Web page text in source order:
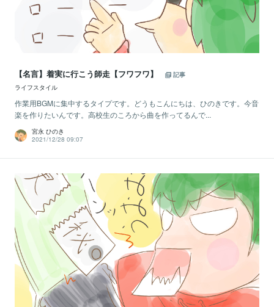
【名言】着実に行こう師走【フワフワ】
記事
ライフスタイル
作業用BGMに集中するタイプです。どうもこんにちは、ひのきです。今音
楽を作りたいんです。高校生のころから曲を作ってるんで...
宮永 ひのき
2021/12/28 09:07